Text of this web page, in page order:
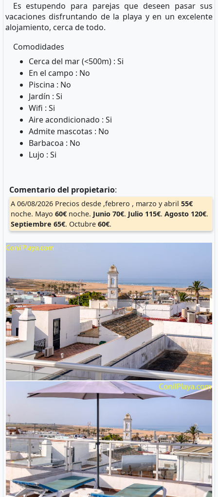
Es estupendo para parejas que deseen pasar sus
vacaciones disfruntando de la playa y en un excelente
alojamiento, cerca de todo.
Comodidades
Cerca del mar (<500m) : Si
En el campo : No
Piscina : No
Jardín : Si
Wifi : Si
Aire acondicionado : Si
Admite mascotas : No
Barbacoa : No
Lujo : Si
Comentario del propietario:
A 06/08/2026 Precios desde ,febrero , marzo y abril55€
noche. Mayo60€ noche. Junio 70€. Julio 115€.Agosto 120€.
Septiembre 65€. Octubre60€.